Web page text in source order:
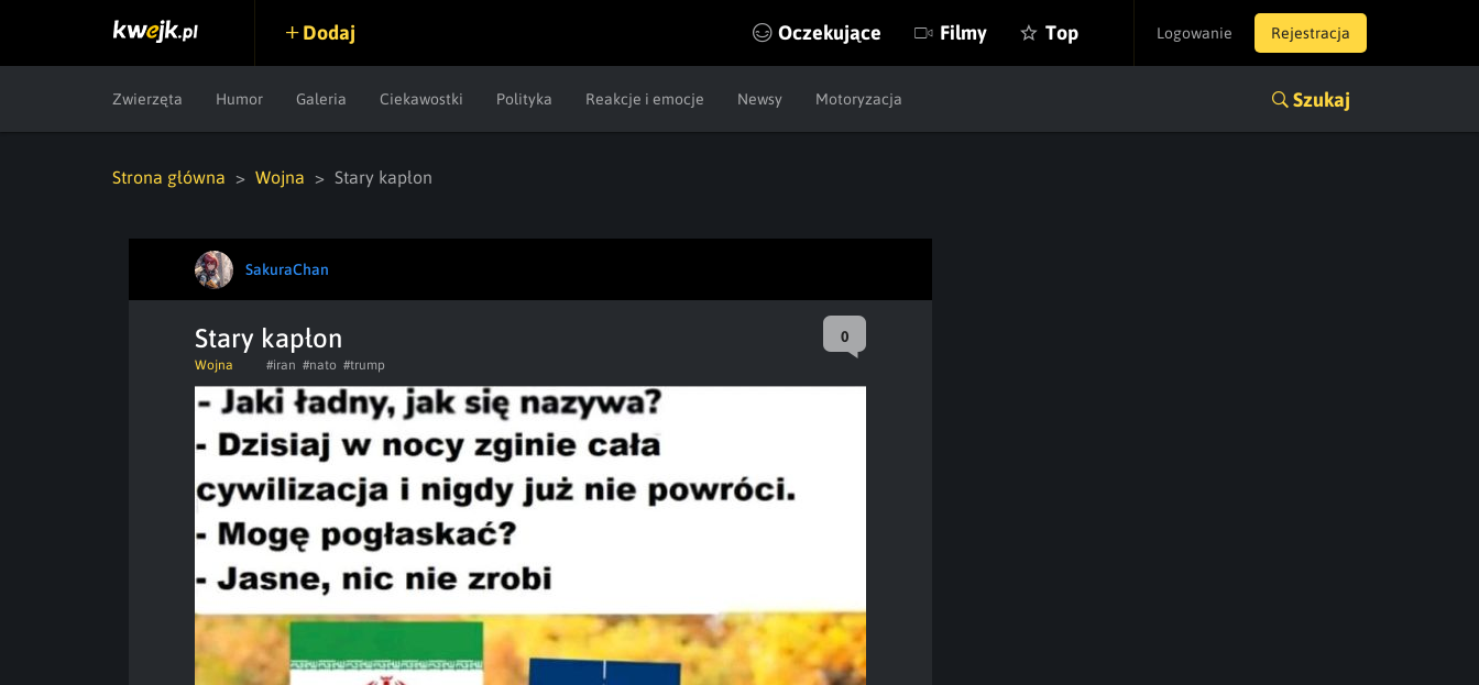
Logowanie Rejestracja
Dodaj Oczekujące Filmy Top
Zwierzęta Humor Galeria Ciekawostki Polityka Reakcje i emocje Newsy Motoryzacja Szukaj
Strona główna Wojna Stary kapłon
SakuraChan
Stary kapłon 0
Wojna #iran #nato #trump